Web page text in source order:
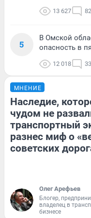
13 627 82
5
В Омской
опасность в
12 018 33
МНЕНИЕ
Наследие,
чудом не
транспортный
разнес миф о
советских
Олег Арефьев
Блогер,
владелец в
бизнесе